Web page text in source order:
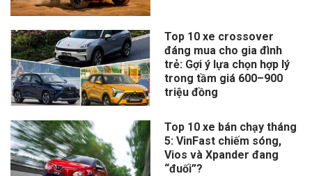
Top 10 xe crossover
đáng mua cho gia đình
trẻ: Gợi ý lựa chọn hợp lý
trong tầm giá 600–900
triệu đồng
Top 10 xe bán chạy tháng
5: VinFast chiếm sóng,
Vios và Xpander đang
“đuối”?